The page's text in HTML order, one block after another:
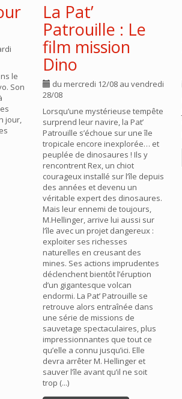
le
Son
jour,
La Pat’
Patrouille : Le
film mission
Dino
du mercredi 12/08 au vendredi
28/08
Lorsqu’une mystérieuse tempête
surprend leur navire, la Pat’
Patrouille s’échoue sur une île
tropicale encore inexplorée… et
peuplée de dinosaures ! Ils y
rencontrent Rex, un chiot
courageux installé sur l’île depuis
des années et devenu un
véritable expert des dinosaures.
Mais leur ennemi de toujours,
M.Hellinger, arrive lui aussi sur
l’île avec un projet dangereux :
exploiter ses richesses
naturelles en creusant des
mines. Ses actions imprudentes
déclenchent bientôt l’éruption
d’un gigantesque volcan
endormi. La Pat’ Patrouille se
retrouve alors entraînée dans
une série de missions de
sauvetage spectaculaires, plus
impressionnantes que tout ce
qu’elle a connu jusqu’ici. Elle
devra arrêter M. Hellinger et
sauver l’île avant qu’il ne soit
trop (...)